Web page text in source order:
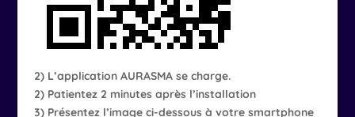
2) L’application AURASMA se charge.
2) Patientez 2 minutes après l’installation
3) Présentez l’image ci-dessous à votre smartphone